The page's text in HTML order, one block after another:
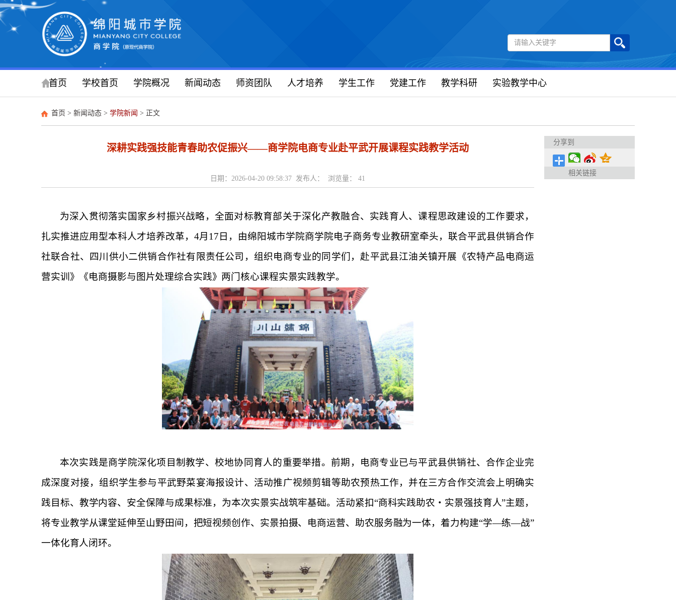
首页 学校首页 学院概况 新闻动态 师资团队 人才培养 学生工作 党建工作 教学科研 实验教学中心
首页 > 新闻动态 > 学院新闻 > 正文
深耕实践强技能青春助农促振兴——商学院电商专业赴平武开展课程实践教学活动
日期：2026-04-20 09:58:37 发布人： 浏览量： 41
为深入贯彻落实国家乡村振兴战略，全面对标教育部关于深化产教融合、实践育人、课程思政建设的工作要求，
扎实推进应用型本科人才培养改革，4月 17日 ，由绵阳城市学院商学院电子商务专业教研室牵头，联合平武县供销合作
社联合社、四川供小二供销合作社有限责任公司， 组织电商专业的同学们 ，赴平武县江油关镇开展《农特产品电商运
营实训》《电商摄影与图片处理综合实践》两门核心课程实景实践教学。
本次实践是商学院深化项目制教学、校地协同育人的重要举措。前期，电商专业已与平武县供销社、合作企业完
成深度对接，组织学生参与平武野菜宴海报设计、活动推广视频剪辑等助农预热工作，并在三方合作交流会上明确实
践目标、教学内容、安全保障与成果标准，为本次实景实战筑牢基础。活动紧扣“商科实践助农・实景强技育人”主题，
将专业教学从课堂延伸至山野田间，把短视频创作、实景拍摄、电商运营、助农服务融为一体，着力构建“学—练—战”
一体化育人闭环。
分享到
相关链接